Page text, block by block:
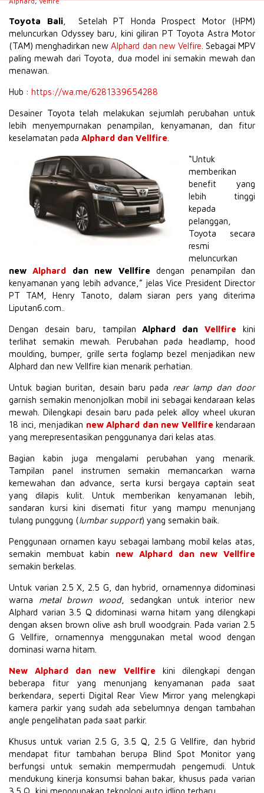
Toyota Bali, Setelah PT Honda Prospect Motor (HPM)
meluncurkan Odyssey baru, kini giliran PT Toyota Astra Motor
(TAM) menghadirkan newAlphard dan new Velfire . Sebagai MPV
paling mewah dari Toyota, dua model ini semakin mewah dan
menawan.
Hub : https://wa.me/6281339654288
Desainer Toyota telah melakukan sejumlah perubahan untuk
lebih menyempurnakan penampilan, kenyamanan, dan fitur
keselamatan pada Alphard dan Vellfire
“Untuk
memberikan
benefit yang
lebih tinggi
kepada
pelanggan,
Toyota secara
resmi
meluncurkan
newAlphard dan new Vellfiredengan penampilan dan
kenyamanan yang lebih advance,” jelas Vice President Director
PT TAM, Henry Tanoto, dalam siaran pers yang diterima
Liputan6.com..
Dengan desain baru, tampilanAlphard danVellfire kini
terlihat semakin mewah. Perubahan pada headlamp, hood
moulding, bumper, grille serta foglamp bezel menjadikan new
Alphard dan new Vellfire kian menarik perhatian.
Untuk bagian buritan, desain baru pada rear lamp dan door
garnish semakin menonjolkan mobil ini sebagai kendaraan kelas
mewah. Dilengkapi desain baru pada pelek alloy wheel ukuran
18 inci, menjadikan new Alphard dan new Vellfirekendaraan
yang merepresentasikan penggunanya dari kelas atas.
Bagian kabin juga mengalami perubahan yang menarik.
Tampilan panel instrumen semakin memancarkan warna
kemewahan dan advance, serta kursi bergaya captain seat
yang dilapis kulit. Untuk memberikan kenyamanan lebih,
sandaran kursi kini disemati fitur yang mampu menunjang
tulang punggung (lumbar support) yang semakin baik.
Penggunaan ornamen kayu sebagai lambang mobil kelas atas,
semakin membuat kabin new Alphard dan new Vellfire
semakin berkelas.
Untuk varian 2.5 X, 2.5 G, dan hybrid, ornamennya didominasi
warna metal brown wood, sedangkan untuk interior new
Alphard varian 3.5 Q didominasi warna hitam yang dilengkapi
dengan aksen brown olive ash brull woodgrain. Pada varian 2.5
G Vellfire, ornamennya menggunakan metal wood dengan
dominasi warna hitam.
New Alphard dan new Vellfirekini dilengkapi dengan
beberapa fitur yang menunjang kenyamanan pada saat
berkendara, seperti Digital Rear View Mirror yang melengkapi
kamera parkir yang sudah ada sebelumnya dengan tambahan
angle pengelihatan pada saat parkir.
Khusus untuk varian 2.5 G, 3.5 Q, 2.5 G Vellfire, dan hybrid
mendapat fitur tambahan berupa Blind Spot Monitor yang
berfungsi untuk semakin mempermudah pengemudi. Untuk
mendukung kinerja konsumsi bahan bakar, khusus pada varian
3.5 Q, kini menggunakan teknologi auto idling terbaru.